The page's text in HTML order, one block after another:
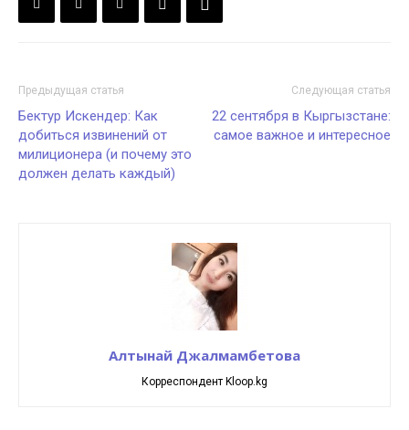
Предыдущая статья
Бектур Искендер: Как
добиться извинений от
милиционера (и почему это
должен делать каждый)
Следующая статья
22 сентября в Кыргызстане:
самое важное и интересное
Алтынай Джалмамбетова
Корреспондент Kloop.kg